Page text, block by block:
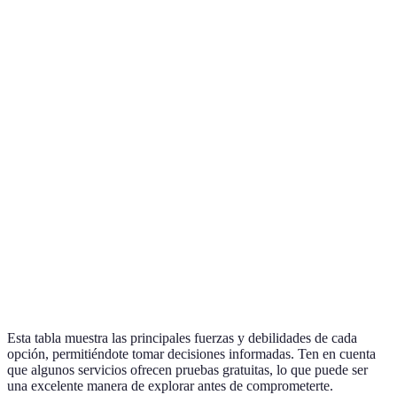
Esta tabla muestra las principales fuerzas y debilidades de cada
opción, permitiéndote tomar decisiones informadas. Ten en cuenta
que algunos servicios ofrecen pruebas gratuitas, lo que puede ser
una excelente manera de explorar antes de comprometerte.